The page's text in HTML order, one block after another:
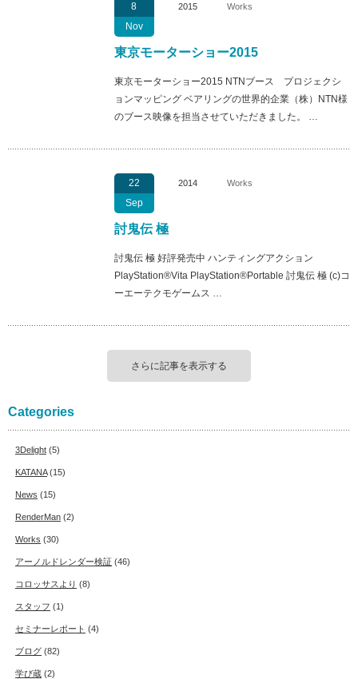
8
Nov
2015 Works
東京モーターショー2015
東京モーターショー2015 NTNブース プロジェクシ
ョンマッピング ベアリングの世界的企業（株）NTN様
のブース映像を担当させていただきました。 …
22
Sep
2014 Works
討鬼伝 極
討鬼伝 極 好評発売中 ハンティングアクション
PlayStation®Vita PlayStation®Portable 討鬼伝 極 (c)コ
ーエーテクモゲームス …
さらに記事を表示する
Categories
3Delight (5)
KATANA(15)
News (15)
RenderMan (2)
Works (30)
アーノルドレンダー検証 (46)
コロッサスより (8)
スタッフ (1)
セミナーレポート (4)
ブログ (82)
学び蔵 (2)